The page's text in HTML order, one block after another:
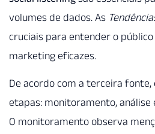
volumes de dados. As
cruciais para entender o
marketing eficazes.
De acordo com a terceira
etapas: monitoramento, análise
O monitoramento observa